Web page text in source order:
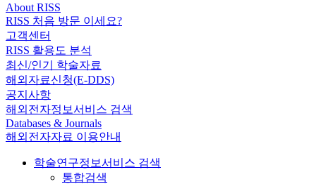
About RISS
RISS 처음 방문 이세요?
고객센터
RISS 활용도 분석
최신/인기 학술자료
해외자료신청(E-DDS)
공지사항
해외전자정보서비스 검색
Databases & Journals
해외전자자료 이용안내
학술연구정보서비스 검색
통합검색